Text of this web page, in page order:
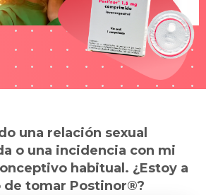
una relación sexual
o una incidencia con mi
habitual. ¿Estoy a
tomar Postinor®?